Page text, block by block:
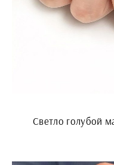
Светло голубой